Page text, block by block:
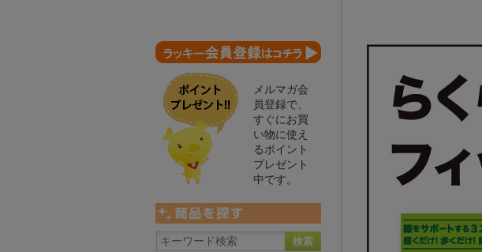
メルマガ会
員登録で、
すぐにお買
い物に使え
るポイント
プレゼント
中です。